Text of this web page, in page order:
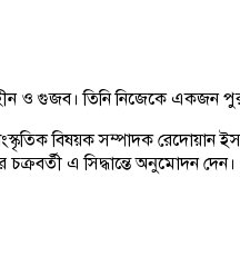
ও গুজব। তিনি নিজেকে একজন
বিষয়ক সম্পাদক
এ সিদ্ধান্তে অনুমোদন দেন।